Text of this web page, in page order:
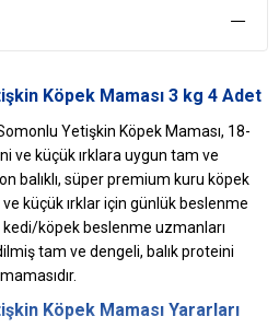
Köpek Maması 3 kg 4 Adet
Yetişkin Köpek Maması, 18-
ve küçük ırklara uygun tam ve
balıklı, süper premium kuru köpek
küçük ırklar için günlük beslenme
kedi/köpek beslenme uzmanları
tam ve dengeli, balık proteini
Köpek Maması Yararları